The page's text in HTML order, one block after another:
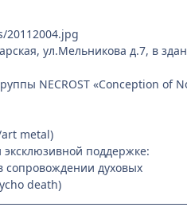
20112004.jpg
ул.Мельникова д.7, в
NECROST «Conception of
art metal)
эксклюзивной поддержке:
сопровождении духовых
death)